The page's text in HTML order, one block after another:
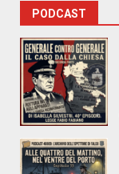
PODCAST